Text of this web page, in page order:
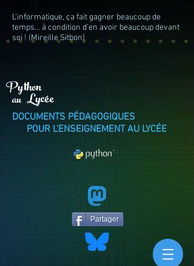
L'informatique, ça fait gagner beaucoup de
temps... à condition d'en avoir beaucoup devant
soi ! (Mireille Sitbon)
au
Python
Lycée
DOCUMENTS PÉDAGOGIQUES
POUR L'ENSEIGNEMENT AU LYCÉE
Partager